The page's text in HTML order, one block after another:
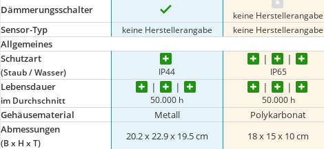
Dämmerungsschalter keine Herstellerangabe
Sensor-Typ keine Herstellerangabe keine Herstellerangabe
Allgemeines
Schutzart
(Staub / Wasser) IP44 IP65
Lebensdauer
im Durchschnitt 50.000 h 50.000 h
Gehäusematerial Metall Polykarbonat
Abmessungen
(B x H x T)
‎20.2 x 22.9 x 19.5 cm 18 x 15 x 10 cm